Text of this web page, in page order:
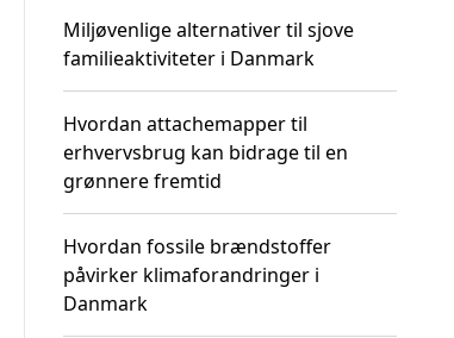
Miljøvenlige alternativer til sjove
familieaktiviteter i Danmark
Hvordan attachemapper til
erhvervsbrug kan bidrage til en
grønnere fremtid
Hvordan fossile brændstoffer
påvirker klimaforandringer i
Danmark